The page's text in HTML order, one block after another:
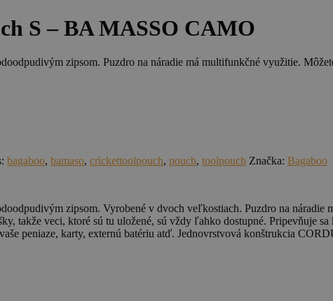
S – BA MASSO CAMO
zipsom. Puzdro na náradie má multifunkčné využitie.
bagaboo, bamaso, crickettoolpouch, pouch, toolpouch Značka: Bagaboo
zipsom. Vyrobené v dvoch veľkostiach. Puzdro na
takže veci, ktoré sú tu uložené, sú vždy ľahko dostupné. Pripevňuje
peniaze, karty, externú batériu atď. Jednovrstvová konštrukcia